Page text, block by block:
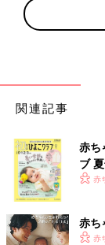
出典：Instagramアカ
ma2ma2さんは
円）」を購入。
なるほど気持ち
が美しく見えるの
関連記事
赤ち
ブ
く！
赤
赤ち
赤